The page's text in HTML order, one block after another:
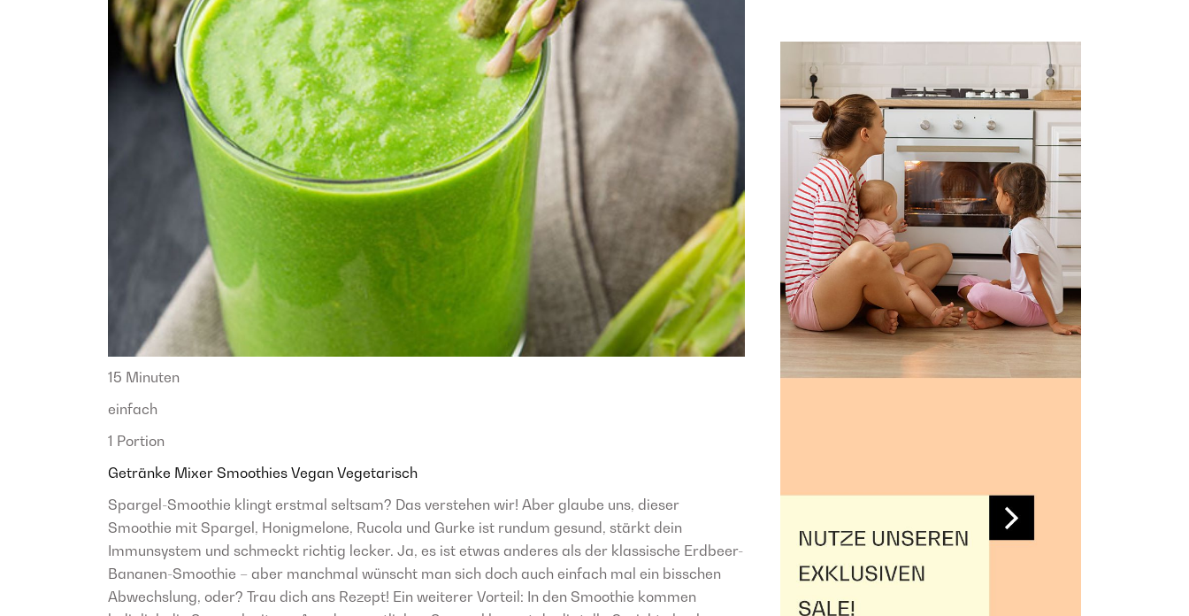
15 Minuten
einfach
1 Portion
Getränke Mixer Smoothies Vegan Vegetarisch
Spargel-Smoothie klingt erstmal seltsam? Das verstehen wir! Aber glaube uns, dieser
Smoothie mit Spargel, Honigmelone, Rucola und Gurke ist rundum gesund, stärkt dein
Immunsystem und schmeckt richtig lecker. Ja, es ist etwas anderes als der klassische Erdbeer-
Bananen-Smoothie – aber manchmal wünscht man sich doch auch einfach mal ein bisschen
Abwechslung, oder? Trau dich ans Rezept! Ein weiterer Vorteil: In den Smoothie kommen